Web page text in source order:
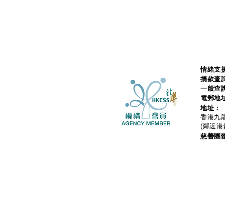
情緒支
捐款查
一般查
電郵地
地址：
香港九
(鄰近港
慈善團